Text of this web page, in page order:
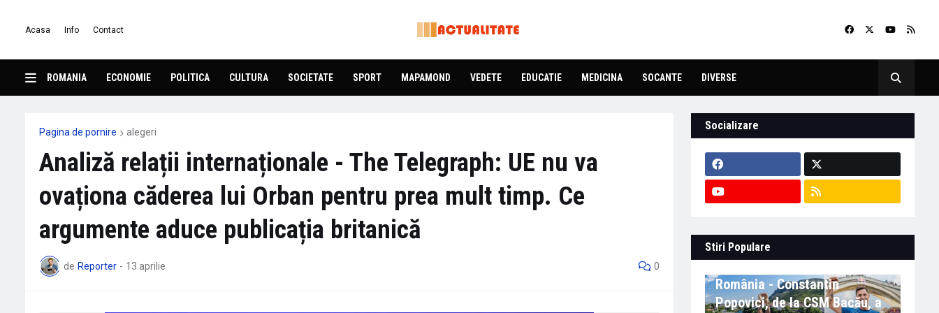
Acasa Info Contact
ROMANIA ECONOMIE POLITICA CULTURA SOCIETATE SPORT MAPAMOND VEDETE EDUCATIE MEDICINA SOCANTE DIVERSE
Pagina de pornire alegeri
Analiză relații internaționale - The Telegraph: UE nu va
ovaționa căderea lui Orban pentru prea mult timp. Ce
argumente aduce publicația britanică
de Reporter - 13 aprilie 0
Socializare
Stiri Populare
România - Constantin
Popovici, de la CSM Bacău, a